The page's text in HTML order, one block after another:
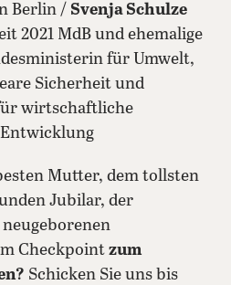
Berlin / Svenja Schulze
2021 MdB und ehemalige
für Umwelt,
Sicherheit und
wirtschaftliche
Mutter, dem tollsten
Jubilar, der
Checkpoint zum
Schicken Sie uns bis